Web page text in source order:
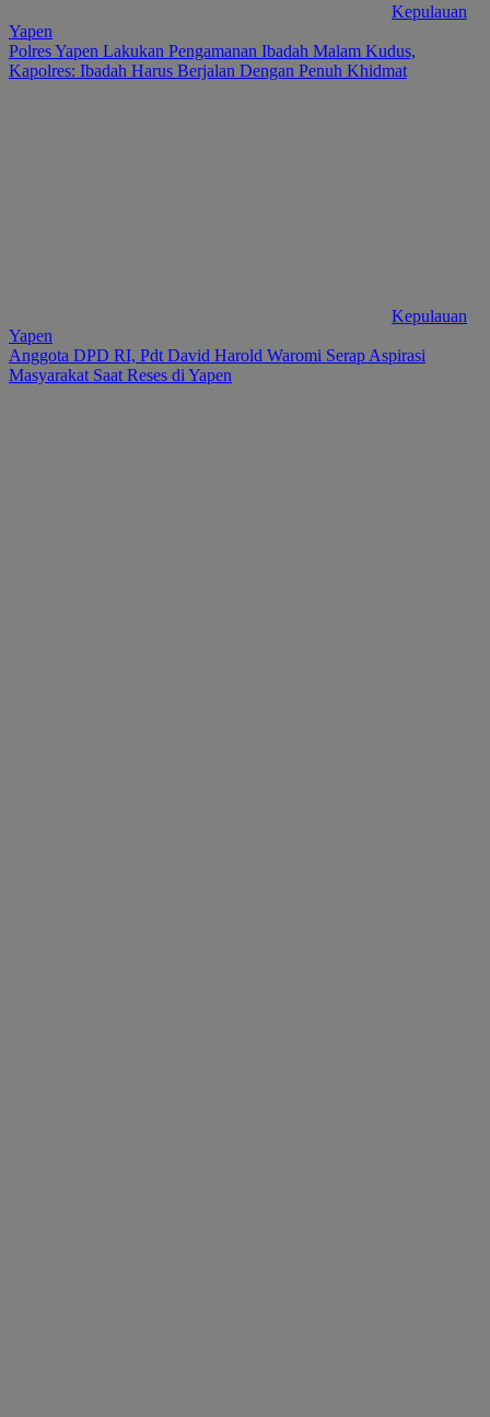
Kepulauan
Yapen
Polres Yapen Lakukan Pengamanan Ibadah Malam Kudus,
Kapolres: Ibadah Harus Berjalan Dengan Penuh Khidmat
Kepulauan
Yapen
Anggota DPD RI, Pdt David Harold Waromi Serap Aspirasi
Masyarakat Saat Reses di Yapen